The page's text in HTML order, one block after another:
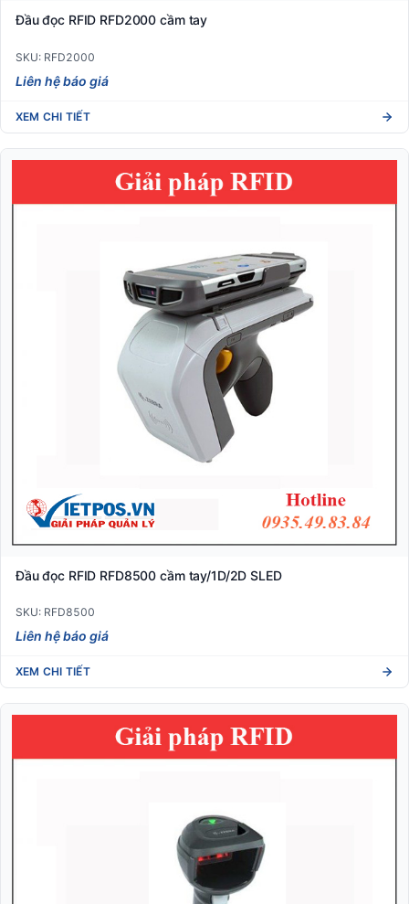
Đầu đọc RFID RFD2000 cầm tay
SKU: RFD2000
Liên hệ báo giá
XEM CHI TIẾT
Đầu đọc RFID RFD8500 cầm tay/1D/2D SLED
SKU: RFD8500
Liên hệ báo giá
XEM CHI TIẾT